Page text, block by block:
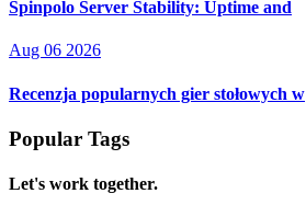
Spinpolo Server Stability: Uptime and
Aug 06 2026
Recenzja popularnych gier stołowych w
Popular Tags
Let's work together.